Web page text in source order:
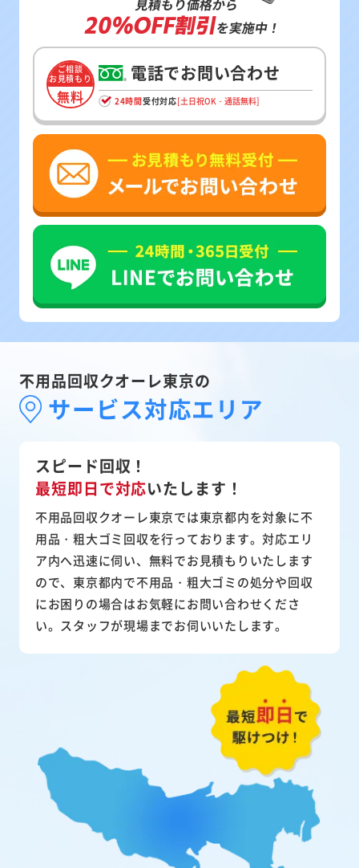
見積もり価格から
20%OFF割引を実施中！
ご相談
お見積もり
無料
電話でお問い合わせ
24時間受付対応[土日祝OK・通話無料]
不用品回収クオーレ東京の
サービス対応エリア
スピード回収！
最短即日で対応いたします！
不用品回収クオーレ東京では東京都内を対象に不
用品・粗大ゴミ回収を行っております。対応エリ
ア内へ迅速に伺い、無料でお見積もりいたします
ので、東京都内で不用品・粗大ゴミの処分や回収
にお困りの場合はお気軽にお問い合わせくださ
い。スタッフが現場までお伺いいたします。